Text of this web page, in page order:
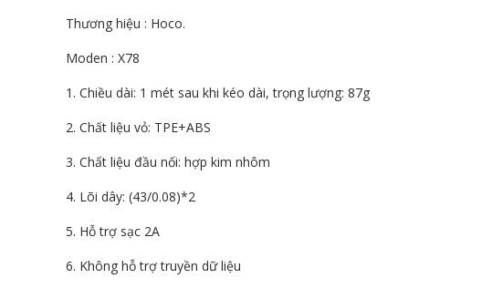
Thương hiệu : Hoco.
Moden : X78
1. Chiều dài: 1 mét sau khi kéo dài, trọng lượng: 87g
2. Chất liệu vỏ: TPE+ABS
3. Chất liệu đầu nối: hợp kim nhôm
4. Lõi dây: (43/0.08)*2
5. Hỗ trợ sạc 2A
6. Không hỗ trợ truyền dữ liệu